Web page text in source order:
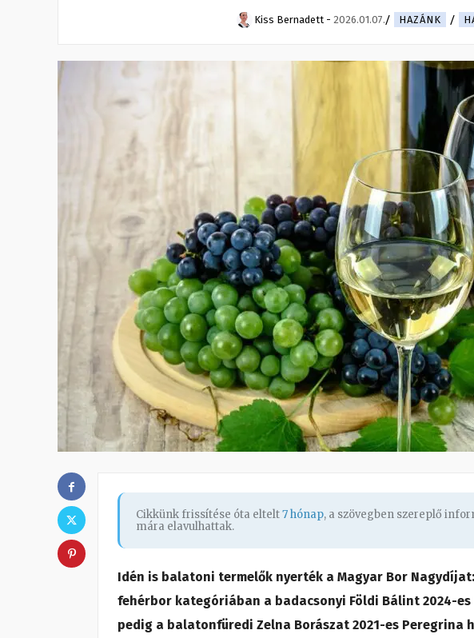
Kiss Bernadett - 2026.01.07. HAZÁNK
Cikkünk frissítése óta eltelt7 hónap, a szövegben szereplő
mára elavulhattak.
Idén is balatoni termelők nyerték a Magyar Bor
fehérbor kategóriában a badacsonyi Földi Bálint 2024-
pedig a balatonfüredi Zelna Borászat 2021-es Peregrina